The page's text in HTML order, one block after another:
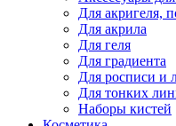
Для акригеля,
Для акрила
Для геля
Для градиента
Для росписи и
Для тонких
Наборы кистей